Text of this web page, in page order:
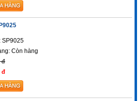
SP9025
Còn hàng
đ
đ